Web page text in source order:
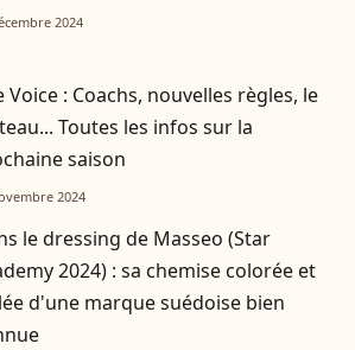
2024
Voice : Coachs, nouvelles règles, le
Toutes les infos sur la
saison
2024
le dressing de Masseo (Star
2024) : sa chemise colorée et
d'une marque suédoise bien